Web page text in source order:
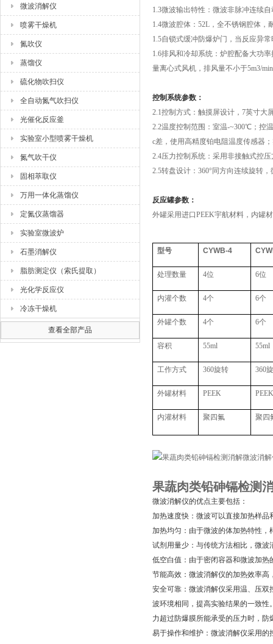
微波消解仪
喷雾干燥机
氮吹仪
蒸馏仪
硫化物吹扫仪
全自动氮气吹扫仪
光催化反应釜
实验室小型喷雾干燥机
氮气吹干仪
固相萃取仪
万用一体化蒸馏仪
定氮仪蒸馏器
实验室微波炉
石墨消解仪
脂肪测定仪（索氏提取）
光化学反应仪
冷冻干燥机
查看全部产品
1.3微波输出特性：微波非脉冲连续
1.4微波腔体：52L，全不锈钢腔体
1.5自锁式缓冲防爆炉门，当反应异
1.6排风和冷却系统：炉腔配备大功
量离心式风机，排风量不小于5m3/
控制系统参数：
2.1控制方式：触摸屏设计，7英寸大
2.2温度控制范围：室温-~300℃；控
c差，使用高精度铂电阻温度传感器
2.4压力控制系统：采用非接触式控
2.5转盘设计：360°同方向连续旋转
反应罐参数：
外罐采用进口PEEK宇航材料，内罐
型号 CYWB-4
处理数量 4位 6位
内灌个数 4个 6个
外罐个数 4个 6个
容积 55ml 55ml
工作方式 360旋转 360
外罐材料 PEEK PEEK
内灌材料 聚四氟 聚四
果蔬肉类铅砷镉检测
微波消解仪的优点主要包括：
加热速度快：微波可以直接加热样
加热均匀：由于微波的体加热特性
试剂用量少：与传统方法相比，微
低空白值：由于密闭容器和微波加
节能高效：微波消解仪的加热效率
安全可靠：微波消解仪采用温、压
波环境相同，提高实验结果的一致
力超过防爆膜所能承受的压力时，
易于操作和维护：微波消解仪采用